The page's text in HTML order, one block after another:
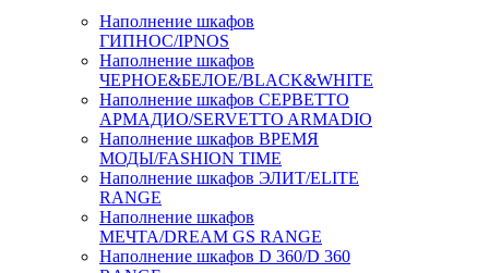
Наполнение шкафов
ГИПНОС/IPNOS
Наполнение шкафов
ЧЕРНОЕ&БЕЛОЕ/BLACK&WHITE
Наполнение шкафов СЕРВЕТТО
АРМАДИО/SERVETTO ARMADIO
Наполнение шкафов ВРЕМЯ
МОДЫ/FASHION TIME
Наполнение шкафов ЭЛИТ/ELITE
RANGE
Наполнение шкафов
МЕЧТА/DREAM GS RANGE
Наполнение шкафов D 360/D 360